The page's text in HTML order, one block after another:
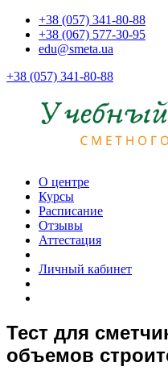
+38 (057) 341-80-88
+38 (067) 577-30-95
edu@smeta.ua
+38 (057) 341-80-88
О центре
Курсы
Расписание
Отзывы
Аттестация
Личный кабинет
Тест для
объемов